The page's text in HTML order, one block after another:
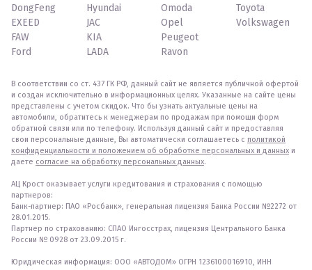
DongFeng
EXEED
FAW
Ford
Hyundai
JAC
KIA
LADA
Omoda
Opel
Peugeot
Ravon
Toyota
Volkswagen
В соответствии со ст. 437 ГК РФ, данный сайт не является публичной офертой
и создан исключительно в информационных целях. Указанные на сайте цены
представлены с учетом скидок. Что бы узнать актуальные цены на
автомобили, обратитесь к менеджерам по продажам при помощи форм
обратной связи или по телефону. Используя данный сайт и предоставляя
свои персональные данные, Вы автоматически соглашаетесь с политикой
конфиденциальности и положением об обработке персональных и данных и
даете согласие на обработку персональных данных.
АЦ Крост оказывает услуги кредитования и страхования с помощью
партнеров:
Банк-партнер: ПАО «Росбанк», генеральная лицензия Банка России №2272 от
28.01.2015.
Партнер по страхованию: СПАО Ингосстрах, лицензия Центрального Банка
России № 0928 от 23.09.2015 г.
Юридическая информация: ООО «АВТОДОМ» ОГРН 1236100016910, ИНН